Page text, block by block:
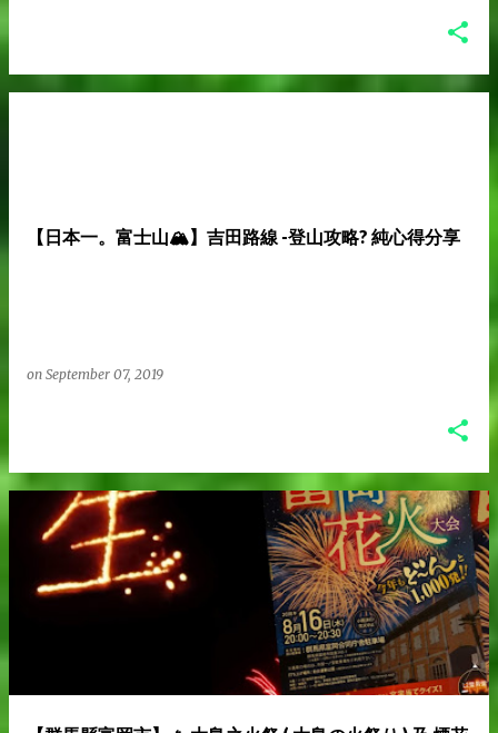
【日本一。富士山🏔️】吉田路線 -登山攻略? 純心得分享
on September 07, 2019